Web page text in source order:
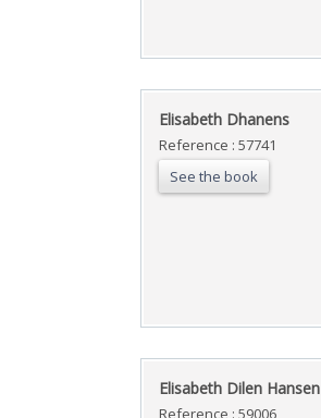
‎Elisabeth Dhanens‎
Reference : 57741
See the book
‎Elisabeth Dilen Hansen‎
Reference : 59006